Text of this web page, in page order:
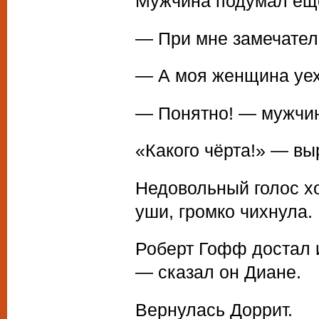
— При мне
— А моя женщина
— Понятно! —
«Какого чёрта!» —
Недовольный голос
уши, громко чихнула.
Роберт Гофф достал
— сказал он Диане.
Вернулась Доррит.